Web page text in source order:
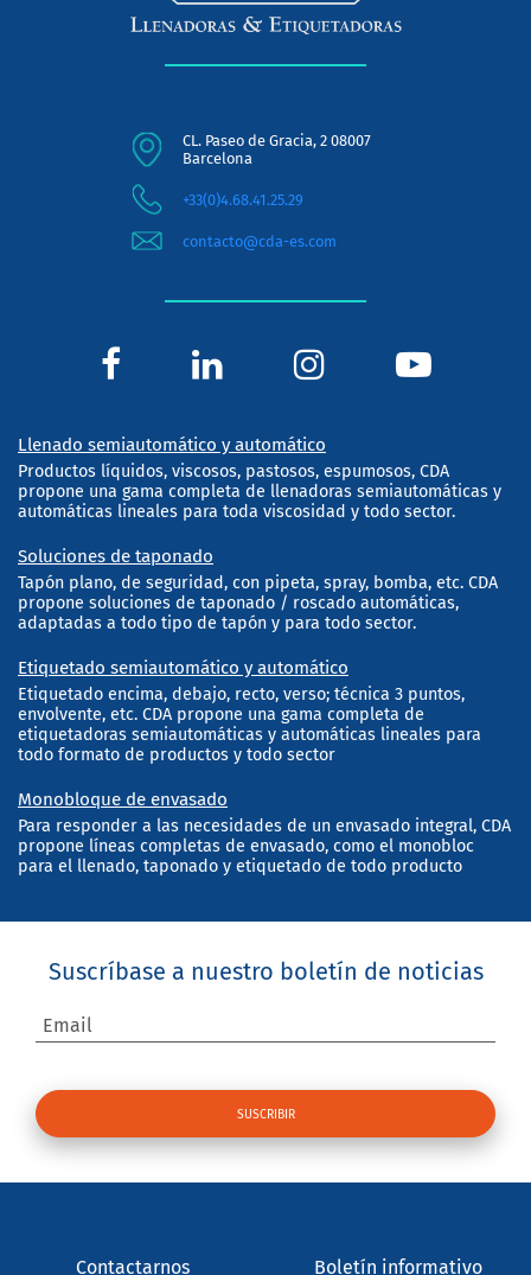
CL. Paseo de Gracia, 2 08007
Barcelona
+33(0)4.68.41.25.29
contacto@cda-es.com
Llenado semiautomático y automático
Productos líquidos, viscosos, pastosos, espumosos, CDA
propone una gama completa de llenadoras semiautomáticas y
automáticas lineales para toda viscosidad y todo sector.
Soluciones de taponado
Tapón plano, de seguridad, con pipeta, spray, bomba, etc. CDA
propone soluciones de taponado / roscado automáticas,
adaptadas a todo tipo de tapón y para todo sector.
Etiquetado semiautomático y automático
Etiquetado encima, debajo, recto, verso; técnica 3 puntos,
envolvente, etc. CDA propone una gama completa de
etiquetadoras semiautomáticas y automáticas lineales para
todo formato de productos y todo sector
Monobloque de envasado
Para responder a las necesidades de un envasado integral, CDA
propone líneas completas de envasado, como el monobloc
para el llenado, taponado y etiquetado de todo producto
Suscríbase a nuestro boletín de noticias
Email
Contactarnos Boletín informativo